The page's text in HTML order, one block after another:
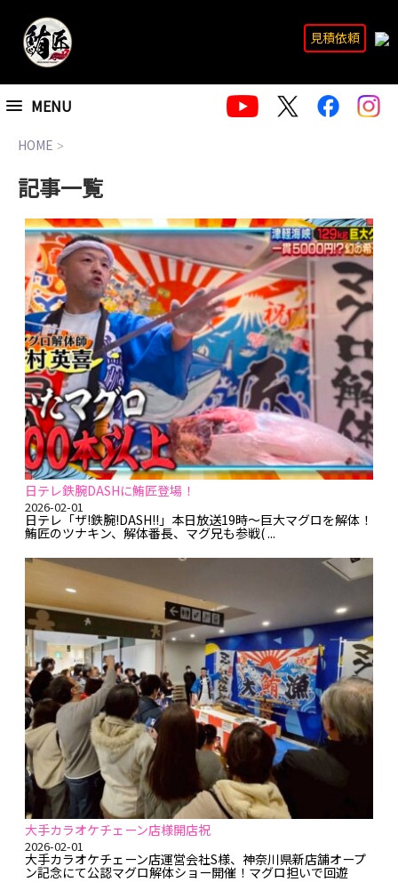
MENU
見積依頼
HOME >
記事一覧
日テレ鉄腕DASHに鮪匠登場！
2026-02-01
日テレ「ザ!鉄腕!DASH!!」本日放送19時～巨大マグロを解体！
鮪匠のツナキン、解体番長、マグ兄も参戦( ...
大手カラオケチェーン店様開店祝
2026-02-01
大手カラオケチェーン店運営会社S様、神奈川県新店舗オープ
ン記念にて公認マグロ解体ショー開催！マグロ担いで回遊